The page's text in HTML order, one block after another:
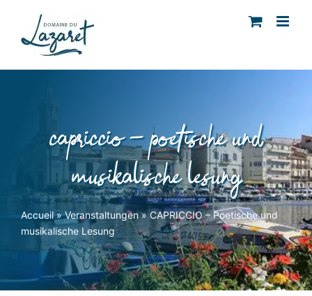
content
capriccio – poetische und
musikalische lesung
Accueil»Veranstaltungen»CAPRICCIO – Poetische und
musikalische Lesung